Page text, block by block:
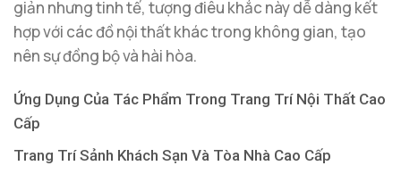
giản nhưng tinh tế, tượng điêu khắc này dễ dàng kết
hợp với các đồ nội thất khác trong không gian, tạo
nên sự đồng bộ và hài hòa.
Ứng Dụng Của Tác Phẩm Trong Trang Trí Nội Thất Cao
Cấp
Trang Trí Sảnh Khách Sạn Và Tòa Nhà Cao Cấp